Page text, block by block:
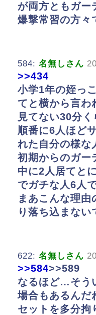
が両方ともガー
爆撃常習の方々
584: 名無しさん
>>434
小学1年の姪っ
てと横から言わ
見てない30分
順番に6人ほど
れた自分の様な
初期からのガー
中に2人居てと
でガチな人6人
まあこんな理由
り落ち込まない
622: 名無しさん
>>584>>589
なるほど…そう
場合もあるんだ
セットを多分拘